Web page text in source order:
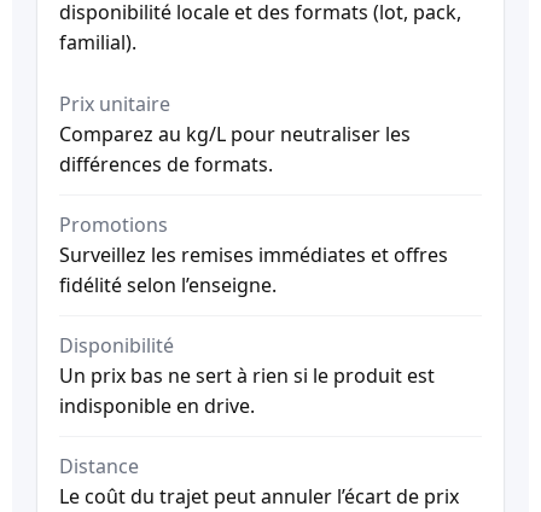
disponibilité locale et des formats (lot, pack,
familial).
Prix unitaire
Comparez au kg/L pour neutraliser les
différences de formats.
Promotions
Surveillez les remises immédiates et offres
fidélité selon l’enseigne.
Disponibilité
Un prix bas ne sert à rien si le produit est
indisponible en drive.
Distance
Le coût du trajet peut annuler l’écart de prix